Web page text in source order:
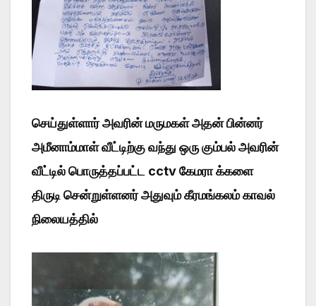
செய்துள்ளார் அவரின் மருமகள் அதன் பின்னர்
அமீனாம்மாள் வீட்டிற்கு வந்து ஒரு கும்பல் அவரின்
வீட்டில் பொருத்தப்பட்ட cctv கேமரா க்களை
திருடி சென்றுள்ளனர் அதுவும் கீரமங்கலம் காவல்
நிலையத்தில்